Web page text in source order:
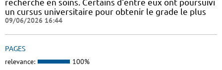
recherche en soins. Certains d'entre eux ont poursuivi
un cursus universitaire pour obtenir le grade le plus
09/06/2026 16:44
PAGES
relevance: 100%